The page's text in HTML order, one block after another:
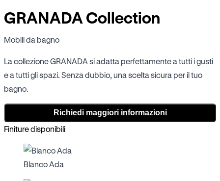
GRANADA Collection
Mobili da bagno
La collezione GRANADA si adatta perfettamente a tutti i gusti
e a tutti gli spazi. Senza dubbio, una scelta sicura per il tuo
bagno.
Richiedi maggiori informazioni
Finiture disponibili
Blanco Ada